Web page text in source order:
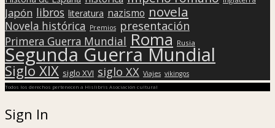
Japón libros literatura nazismo novela
Novela histórica Premios presentación
Primera Guerra Mundial Roma Rusia
Segunda Guerra Mundial
Siglo XIX siglo XVI siglo XX Viajes vikingos
Todos los derechos pertenecen a Hislibris Asociación cultural
Sign In